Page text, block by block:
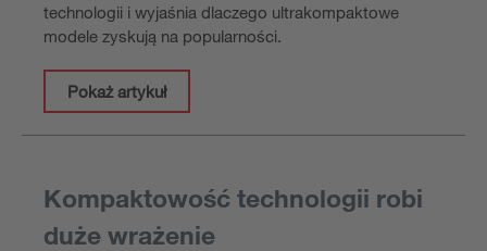
technologii i wyjaśnia dlaczego ultrakompaktowe
modele zyskują na popularności.
Pokaż artykuł
Kompaktowość technologii robi
duże wrażenie